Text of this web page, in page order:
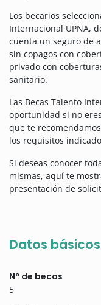
Los becarios
Internacional UPNA,
cuenta un seguro de
sin copagos con
privado con
sanitario.
Las Becas Talento
oportunidad si no
que te
los requisitos
Si deseas conocer
mismas, aquí te
presentación de
Datos básicos
Nº de becas
5